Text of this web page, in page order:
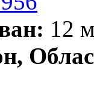
12